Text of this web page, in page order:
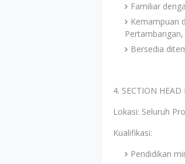
Familiar
Kemampuan
Bersedia
4. SECTION HEAD
Lokasi: Seluruh
Kualifikasi:
Pendidikan